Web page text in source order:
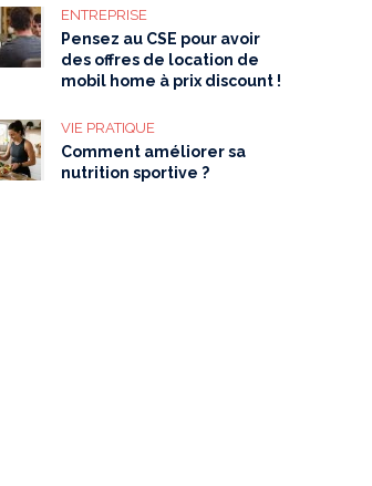
ENTREPRISE
Pensez au CSE pour avoir
des offres de location de
mobil home à prix discount !
VIE PRATIQUE
Comment améliorer sa
nutrition sportive ?